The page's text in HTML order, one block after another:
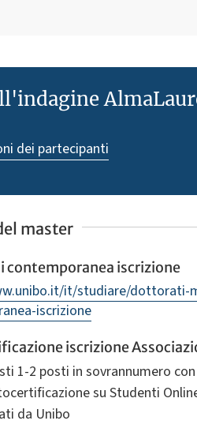
dei partecipanti
master
contemporanea iscrizione
it/studiare/dottorati-
iscrizione
iscrizione
1‑2 posti in sovrannumero
su Studenti
da Unibo